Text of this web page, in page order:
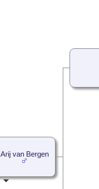
Arij van Bergen